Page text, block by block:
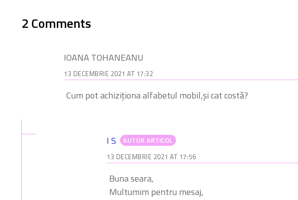
2 Comments
IOANA TOHANEANU
13 DECEMBRIE 2021 AT 17:32
Cum pot achiziționa alfabetul mobil,și cat costă?
I S
AUTOR ARTICOL
13 DECEMBRIE 2021 AT 17:56
Buna seara,
Multumim pentru mesaj,